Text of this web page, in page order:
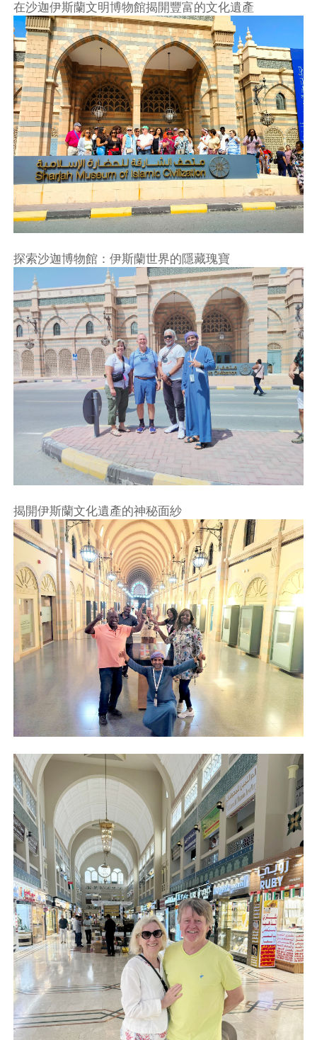
在沙迦伊斯蘭文明博物館揭開豐富的文化遺產
探索沙迦博物館：伊斯蘭世界的隱藏瑰寶
揭開伊斯蘭文化遺產的神秘面紗